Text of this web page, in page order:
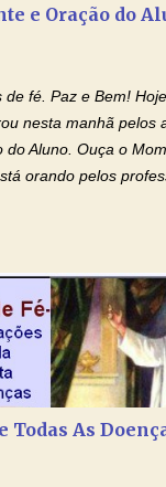
as raízes da
de Jesus,
e Oração do
de fé. Paz e Bem!
nesta manhã pelos
Aluno. Ouça o
orando pelos
para o dia
no amor materno de
e o amor de Maria!
I Senhor, eu sou
o fato de eu estar
dom da inteligência e
Senhor sabe, a vida
e o aprender
Todas As